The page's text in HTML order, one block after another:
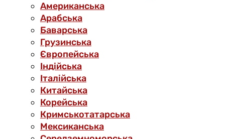
Американська
Арабська
Баварська
Грузинська
Європейська
Індійська
Італійська
Китайська
Корейська
Кримськотатарська
Мексиканська